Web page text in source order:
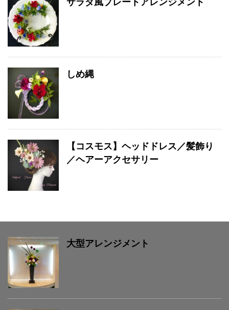
サラダ風プレートアレンジメント
しめ縄
【コスモス】ヘッドドレス／髪飾り
／ヘアーアクセサリー
大型アレンジメント